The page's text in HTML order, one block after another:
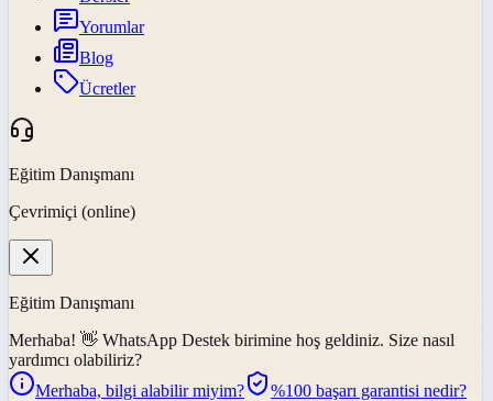
Yorumlar
Blog
Ücretler
Eğitim Danışmanı
Çevrimiçi (online)
Eğitim Danışmanı
Merhaba! 👋 WhatsApp Destek birimine hoş geldiniz. Size nasıl
yardımcı olabiliriz?
Merhaba, bilgi alabilir miyim?
%100 başarı garantisi nedir?